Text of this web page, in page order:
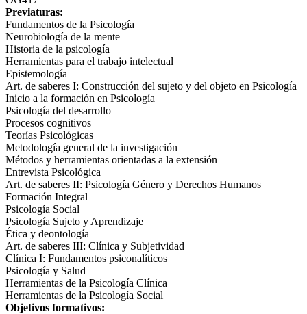
Previaturas:
Fundamentos de la Psicología
Neurobiología de la mente
Historia de la psicología
Herramientas para el trabajo intelectual
Epistemología
Art. de saberes I: Construcción del sujeto y del objeto en Psicología
Inicio a la formación en Psicología
Psicología del desarrollo
Procesos cognitivos
Teorías Psicológicas
Metodología general de la investigación
Métodos y herramientas orientadas a la extensión
Entrevista Psicológica
Art. de saberes II: Psicología Género y Derechos Humanos
Formación Integral
Psicología Social
Psicología Sujeto y Aprendizaje
Ética y deontología
Art. de saberes III: Clínica y Subjetividad
Clínica I: Fundamentos psiconalíticos
Psicología y Salud
Herramientas de la Psicología Clínica
Herramientas de la Psicología Social
Objetivos formativos: